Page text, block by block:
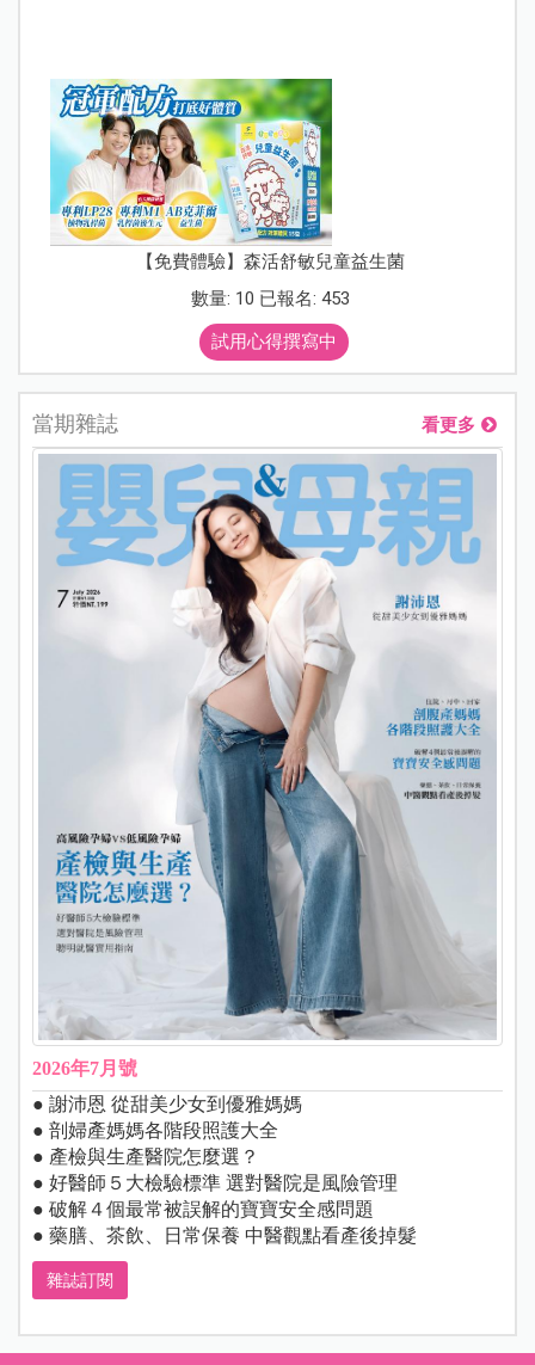
【免費體驗】森活舒敏兒童益生菌
數量: 10 已報名: 453
試用心得撰寫中
當期雜誌 看更多
2026年7月號
● 謝沛恩 從甜美少女到優雅媽媽
● 剖婦產媽媽各階段照護大全
● 產檢與生產醫院怎麼選？
● 好醫師５大檢驗標準 選對醫院是風險管理
● 破解４個最常被誤解的寶寶安全感問題
● 藥膳、茶飲、日常保養 中醫觀點看產後掉髮
雜誌訂閱